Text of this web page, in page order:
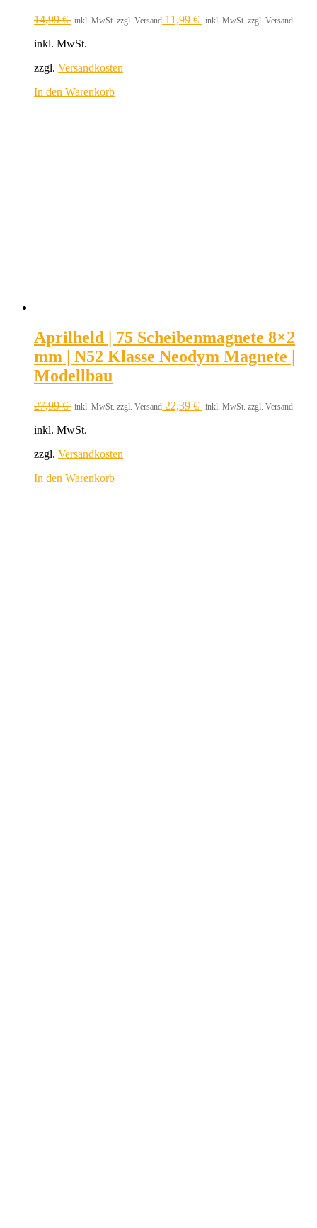
14,99€ inkl. MwSt. zzgl. Versand 11,99 € inkl. MwSt. zzgl. Versand
inkl. MwSt.
zzgl. Versandkosten
In den Warenkorb
Aprilheld | 75 Scheibenmagnete 8×2
mm | N52 Klasse Neodym Magnete |
Modellbau
27,99€ inkl. MwSt. zzgl. Versand 22,39 € inkl. MwSt. zzgl. Versand
inkl. MwSt.
zzgl. Versandkosten
In den Warenkorb